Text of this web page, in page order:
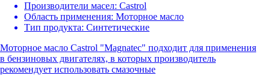
Производители масел: Castrol
Область применения: Моторное масло
Тип продукта: Синтетические
Моторное масло Castrol "Magnatec" подходит для применения
в бензиновых двигателях, в которых производитель
рекомендует использовать смазочные